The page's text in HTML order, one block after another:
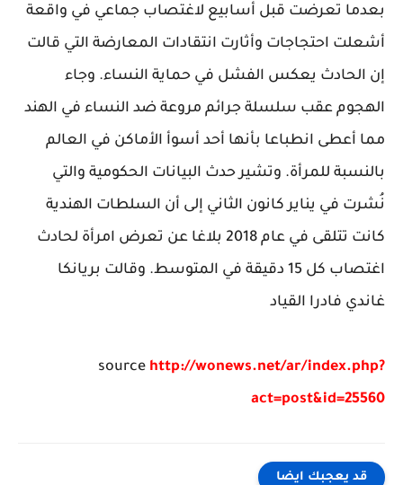
بعدما تعرضت قبل أسابيع لاغتصاب جماعي في واقعة
أشعلت احتجاجات وأثارت انتقادات المعارضة التي قالت
إن الحادث يعكس الفشل في حماية النساء. وجاء
الهجوم عقب سلسلة جرائم مروعة ضد النساء في الهند
مما أعطى انطباعا بأنها أحد أسوأ الأماكن في العالم
بالنسبة للمرأة. وتشير حدث البيانات الحكومية والتي
نُشرت في يناير كانون الثاني إلى أن السلطات الهندية
كانت تتلقى في عام 2018 بلاغا عن تعرض امرأة لحادث
اغتصاب كل 15 دقيقة في المتوسط. وقالت بريانكا
غاندي فادرا القياد
source http://wonews.net/ar/index.php?
act=post&id=25560
قد يعجبك ايضا